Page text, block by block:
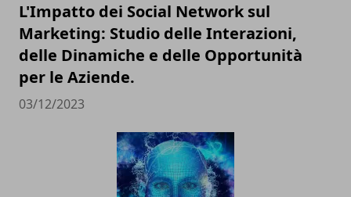
L'Impatto dei Social Network sul
Marketing: Studio delle Interazioni,
delle Dinamiche e delle Opportunità
per le Aziende.
03/12/2023